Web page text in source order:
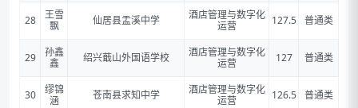
28
王雪
飘
仙居县盂溪中学
酒店管理与数字化
运营
127.5 普通类
29
孙鑫
鑫
绍兴蕺山外国语学校
酒店管理与数字化
运营
127 普通类
30
缪锦
涵
苍南县求知中学
酒店管理与数字化
运营
126.5 普通类